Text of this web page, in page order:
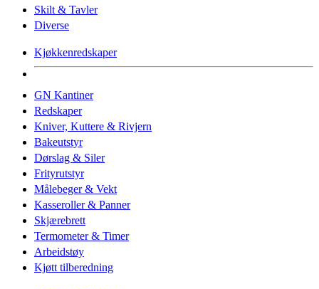
Skilt & Tavler
Diverse
Kjøkkenredskaper
GN Kantiner
Redskaper
Kniver, Kuttere & Rivjern
Bakeutstyr
Dørslag & Siler
Frityrutstyr
Målebeger & Vekt
Kasseroller & Panner
Skjærebrett
Termometer & Timer
Arbeidstøy
Kjøtt tilberedning